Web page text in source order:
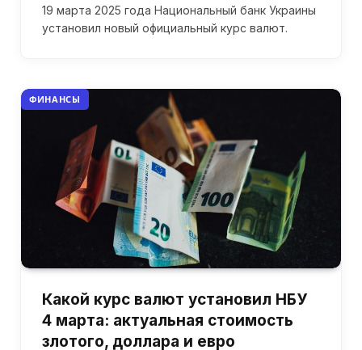
19 марта 2025 года Национальный банк Украины
установил новый официальный курс валют.
ФИНАНСЫ
Какой курс валют установил НБУ
4 марта: актуальная стоимость
злотого, доллара и евро